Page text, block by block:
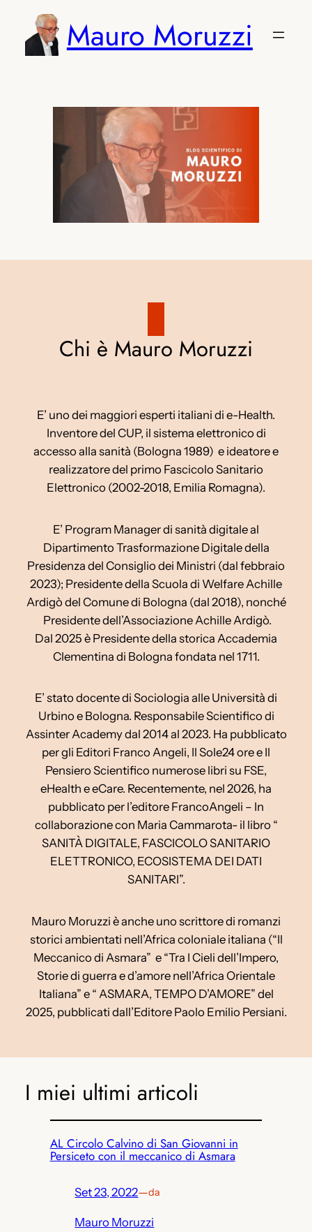
contenuto
Mauro Moruzzi
Chi è Mauro Moruzzi
E’ uno dei maggiori esperti italiani di e-Health.
Inventore del CUP, il sistema elettronico di
accesso alla sanità (Bologna 1989) e ideatore e
realizzatore del primo Fascicolo Sanitario
Elettronico (2002-2018, Emilia Romagna).
E’ Program Manager di sanità digitale al
Dipartimento Trasformazione Digitale della
Presidenza del Consiglio dei Ministri (dal febbraio
2023); Presidente della Scuola di Welfare Achille
Ardigò del Comune di Bologna (dal 2018), nonché
Presidente dell’Associazione Achille Ardigò.
Dal 2025 è Presidente della storica Accademia
Clementina di Bologna fondata nel 1711.
E’ stato docente di Sociologia alle Università di
Urbino e Bologna. Responsabile Scientifico di
Assinter Academy dal 2014 al 2023. Ha pubblicato
per gli Editori Franco Angeli, Il Sole24 ore e Il
Pensiero Scientifico numerose libri su FSE,
eHealth e eCare. Recentemente, nel 2026, ha
pubblicato per l’editore FrancoAngeli – In
collaborazione con Maria Cammarota- il libro “
SANITÀ DIGITALE, FASCICOLO SANITARIO
ELETTRONICO, ECOSISTEMA DEI DATI
SANITARI”.
Mauro Moruzzi è anche uno scrittore di romanzi
storici ambientati nell’Africa coloniale italiana (“Il
Meccanico di Asmara” e “Tra I Cieli dell’Impero,
Storie di guerra e d’amore nell’Africa Orientale
Italiana” e “ ASMARA, TEMPO D’AMORE” del
2025, pubblicati dall’Editore Paolo Emilio Persiani.
I miei ultimi articoli
AL Circolo Calvino di San Giovanni in
Persiceto con il meccanico di Asmara
Set 23, 2022—da
Mauro Moruzzi